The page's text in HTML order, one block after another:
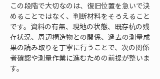
この段階で大切なのは、復旧位置を急いで決
めることではなく、判断材料をそろえること
です。資料の有無、現地の状態、既存杭の残
存状況、周辺構造物との関係、過去の測量成
果の読み取りを丁寧に行うことで、次の関係
者確認や測量作業に進むための前提が整いま
す。